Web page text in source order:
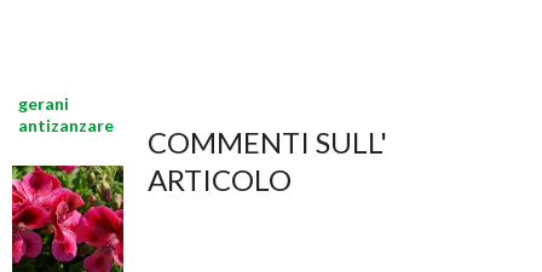
gerani
antizanzare
COMMENTI SULL'
ARTICOLO